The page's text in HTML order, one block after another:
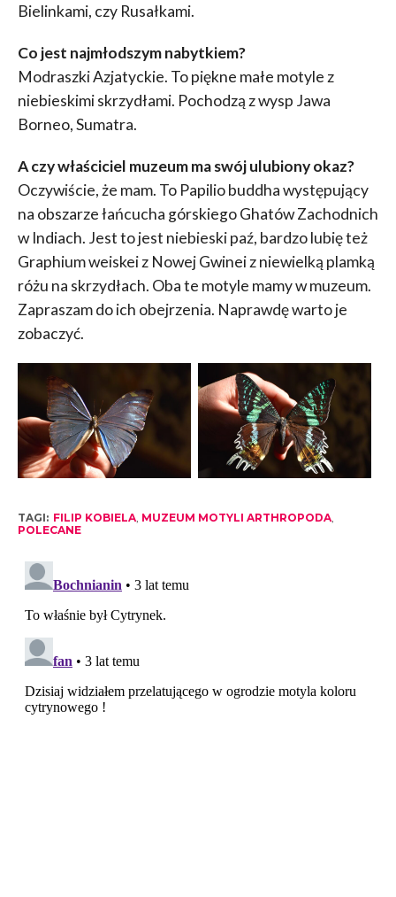
Bielinkami, czy Rusałkami.
Co jest najmłodszym nabytkiem?
Modraszki Azjatyckie. To piękne małe motyle z
niebieskimi skrzydłami. Pochodzą z wysp Jawa
Borneo, Sumatra.
A czy właściciel muzeum ma swój ulubiony okaz?
Oczywiście, że mam. To Papilio buddha występujący
na obszarze łańcucha górskiego Ghatów Zachodnich
w Indiach. Jest to jest niebieski paź, bardzo lubię też
Graphium weiskei z Nowej Gwinei z niewielką plamką
różu na skrzydłach. Oba te motyle mamy w muzeum.
Zapraszam do ich obejrzenia. Naprawdę warto je
zobaczyć.
TAGI: FILIP KOBIELA, MUZEUM MOTYLI ARTHROPODA,
POLECANE